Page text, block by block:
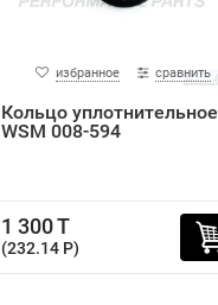
избранное сравнить
Кольцо уплотнительное
WSM 008-594
1 300 T
(232.14 P)